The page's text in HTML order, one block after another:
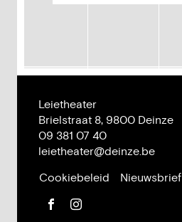
Leietheater
Adres
Brielstraat 8, 9800 Deinze
Tel.
09 381 07 40
E-
leietheater@deinze.be
Cookiebeleid
Nieuwsbrief
FacebookInstagram